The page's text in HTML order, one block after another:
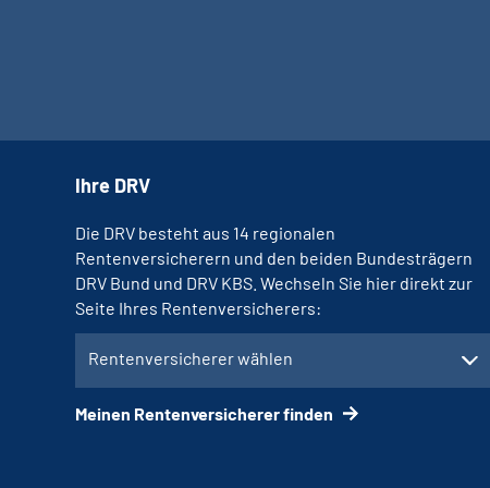
Ihre DRV
Die DRV besteht aus 14 regionalen
Rentenversicherern und den beiden Bundesträgern
DRV Bund und DRV KBS. Wechseln Sie hier direkt zur
Seite Ihres Rentenversicherers:
Rentenversicherer wählen
Meinen Rentenversicherer finden